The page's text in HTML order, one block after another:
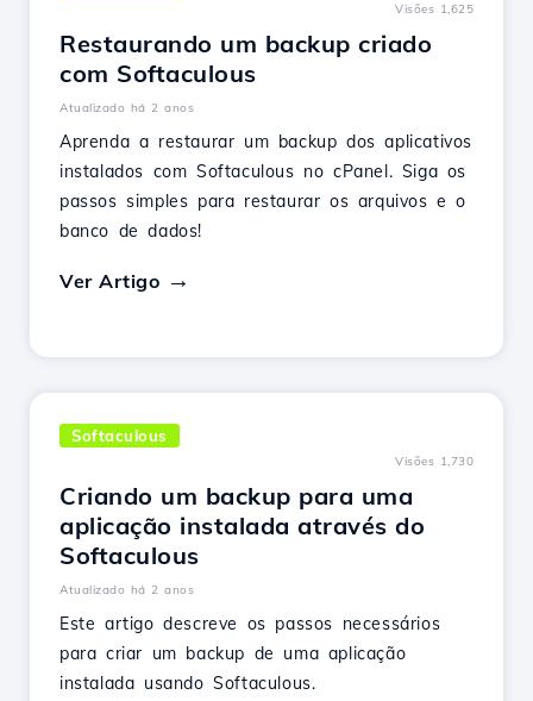
Visões 1,625
Restaurando um backup criado
com Softaculous
Atualizado há 2 anos
Aprenda a restaurar um backup dos aplicativos
instalados com Softaculous no cPanel. Siga os
passos simples para restaurar os arquivos e o
banco de dados!
Ver Artigo
Softaculous
Visões 1,730
Criando um backup para uma
aplicação instalada através do
Softaculous
Atualizado há 2 anos
Este artigo descreve os passos necessários
para criar um backup de uma aplicação
instalada usando Softaculous.